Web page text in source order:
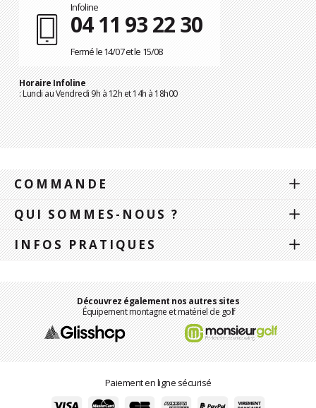
Infoline
04 11 93 22 30
Fermé le 14/07 et le 15/08
Horaire Infoline
: Lundi au Vendredi 9h à 12h et 14h à 18h00
COMMANDE
QUI SOMMES-NOUS ?
INFOS PRATIQUES
Découvrez également nos autres sites
Équipement montagne et matériel de golf
Paiement en ligne sécurisé